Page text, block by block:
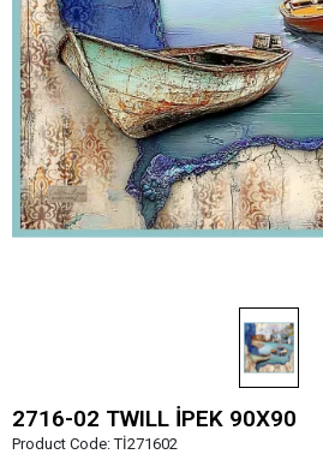
2716-02 TWILL İPEK 90X90
Product Code:Tİ271602